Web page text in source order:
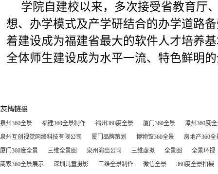
学院自建校以来，多次接受省教育厅
想、办学模式及产学研结合的办学道路
着建设成为福建省最大的软件人才培养
全体师生建设成为水平一流、特色鲜明
泉州360全景 福建360全景制作 福州360度全景 厦门360全景
漳州360度
泉州互创视觉网络科技有限公司
厦门品牌策划 博物馆360全景
房地产360全
厦门360度全景
三维全景图 泉州演出公司 三维虚拟 全景图
全景环视
商家360全景展示
深圳儿童摄影 三维全景制作 微信全景
360度全景拍摄